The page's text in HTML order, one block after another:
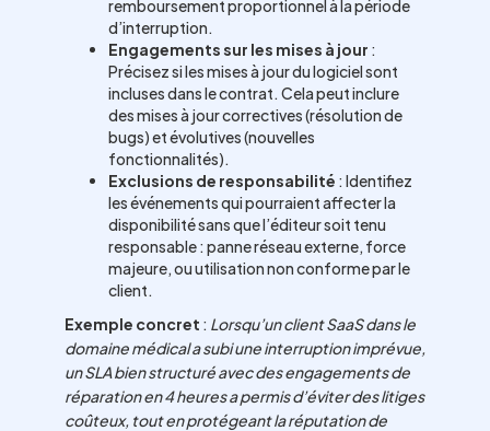
remboursement proportionnel à la période
d’interruption.
Engagements sur les mises à jour :
Précisez si les mises à jour du logiciel sont
incluses dans le contrat. Cela peut inclure
des mises à jour correctives (résolution de
bugs) et évolutives (nouvelles
fonctionnalités).
Exclusions de responsabilité : Identifiez
les événements qui pourraient affecter la
disponibilité sans que l’éditeur soit tenu
responsable : panne réseau externe, force
majeure, ou utilisation non conforme par le
client.
Exemple concret : Lorsqu’un client SaaS dans le
domaine médical a subi une interruption imprévue,
un SLA bien structuré avec des engagements de
réparation en 4 heures a permis d’éviter des litiges
coûteux, tout en protégeant la réputation de